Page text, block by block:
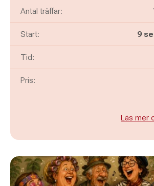
Antal träffar:
Start: 9
Tid:
Pris:
Läs mer